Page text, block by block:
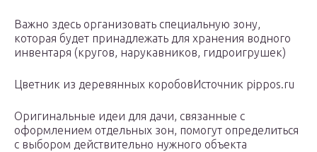
Важно здесь организовать специальную зону,
которая будет принадлежать для хранения водного
инвентаря (кругов, нарукавников, гидроигрушек)
Цветник из деревянных коробовИсточник pippos.ru
Оригинальные идеи для дачи, связанные с
оформлением отдельных зон, помогут определиться
с выбором действительно нужного объекта